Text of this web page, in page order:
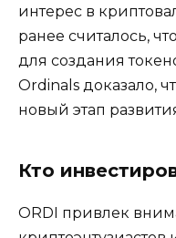
интерес в
ранее считалось,
для создания
Ordinals доказало,
новый этап
Кто
ORDI привлек